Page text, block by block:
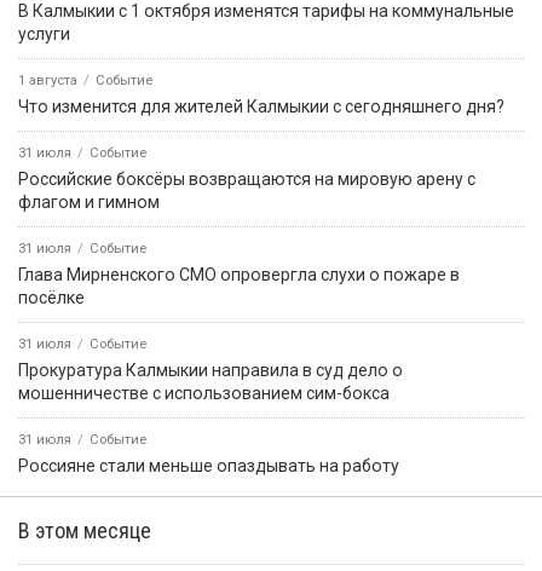
В Калмыкии с 1 октября изменятся тарифы на коммунальные
услуги
1 августа Событие
Что изменится для жителей Калмыкии с сегодняшнего дня?
31 июля Событие
Российские боксёры возвращаются на мировую арену с
флагом и гимном
31 июля Событие
Глава Мирненского СМО опровергла слухи о пожаре в
посёлке
31 июля Событие
Прокуратура Калмыкии направила в суд дело о
мошенничестве с использованием сим-бокса
31 июля Событие
Россияне стали меньше опаздывать на работу
В этом месяце